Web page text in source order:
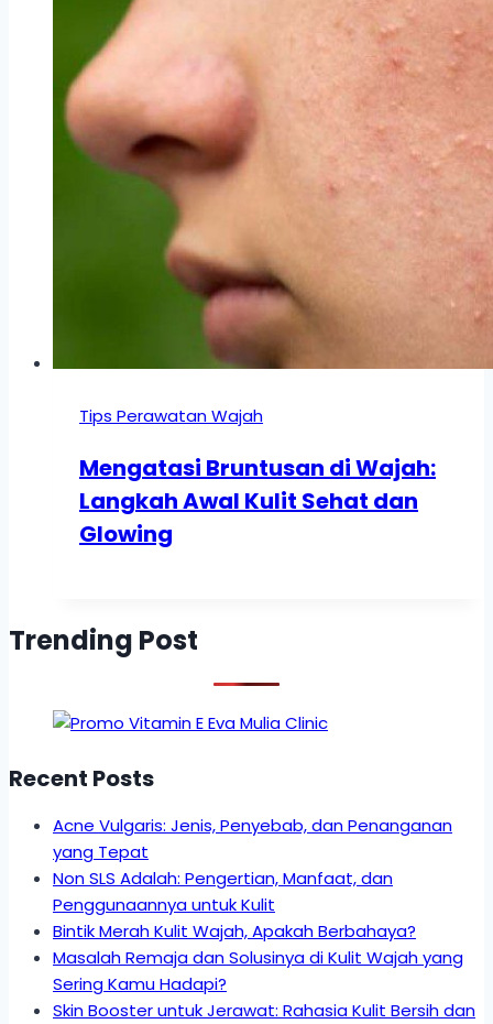
Tips Perawatan Wajah
Mengatasi Bruntusan di Wajah:
Langkah Awal Kulit Sehat dan
Glowing
Trending Post
Recent Posts
Acne Vulgaris: Jenis, Penyebab, dan Penanganan
yang Tepat
Non SLS Adalah: Pengertian, Manfaat, dan
Penggunaannya untuk Kulit
Bintik Merah Kulit Wajah, Apakah Berbahaya?
Masalah Remaja dan Solusinya di Kulit Wajah yang
Sering Kamu Hadapi?
Skin Booster untuk Jerawat: Rahasia Kulit Bersih dan